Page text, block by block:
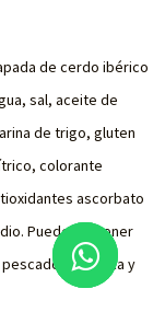
de cerdo ibérico
sal, aceite de
de trigo, gluten
colorante
ascorbato
Puede contener
mostaza y